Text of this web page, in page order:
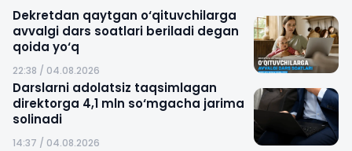
Dekretdan qaytgan o‘qituvchilarga
avvalgi dars soatlari beriladi degan
qoida yo‘q
22:38 / 04.08.2026
Darslarni adolatsiz taqsimlagan
direktorga 4,1 mln so‘mgacha jarima
solinadi
14:37 / 04.08.2026